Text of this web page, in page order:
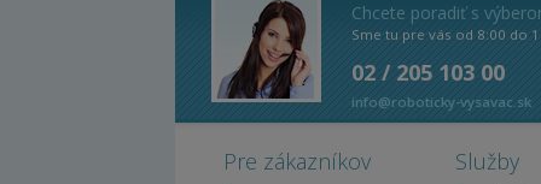
Chcete poradiť s
Sme tu pre vás od 8:00 do
02 / 205 103 00
info@roboticky-vysavac.sk
Pre zákazníkov Služby